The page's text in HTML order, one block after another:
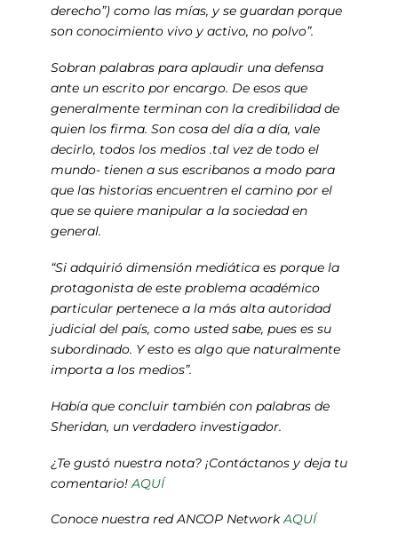
derecho”) como las mías, y se guardan porque
son conocimiento vivo y activo, no polvo”.
Sobran palabras para aplaudir una defensa
ante un escrito por encargo. De esos que
generalmente terminan con la credibilidad de
quien los firma. Son cosa del día a día, vale
decirlo, todos los medios .tal vez de todo el
mundo- tienen a sus escribanos a modo para
que las historias encuentren el camino por el
que se quiere manipular a la sociedad en
general.
“Si adquirió dimensión mediática es porque la
protagonista de este problema académico
particular pertenece a la más alta autoridad
judicial del país, como usted sabe, pues es su
subordinado. Y esto es algo que naturalmente
importa a los medios”.
Había que concluir también con palabras de
Sheridan, un verdadero investigador.
¿Te gustó nuestra nota? ¡Contáctanos y deja tu
comentario! AQUÍ
Conoce nuestra red ANCOP NetworkAQUÍ